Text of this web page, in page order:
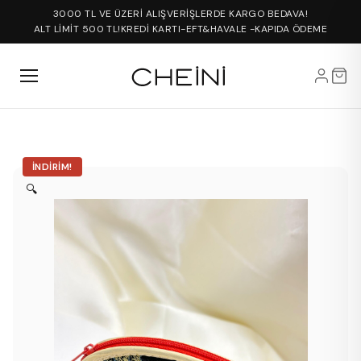
3000 TL VE ÜZERİ ALIŞVERİŞLERDE KARGO BEDAVA!
ALT LİMİT 500 TL!KREDİ KARTI-EFT&HAVALE -KAPIDA ÖDEME
İNDIRIM!
🔍